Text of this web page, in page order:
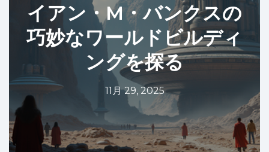
イアン・M・バンクスの
巧妙なワールドビルディ
ングを探る
11月 29, 2025